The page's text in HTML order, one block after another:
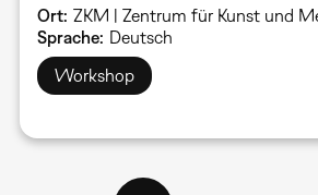
Ort ZKM | Zentrum für Kunst und
Sprache Deutsch
Workshop